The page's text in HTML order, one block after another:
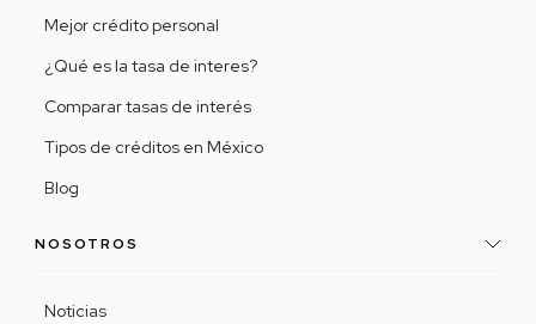
Mejor crédito personal
¿Qué es la tasa de interes?
Comparar tasas de interés
Tipos de créditos en México
Blog
NOSOTROS
Noticias